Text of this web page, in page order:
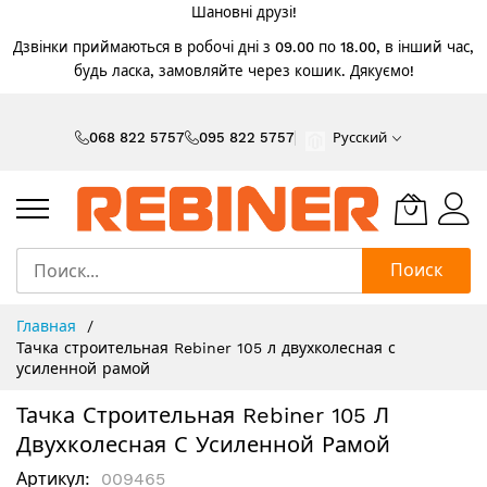
Шановні друзі!
Дзвінки приймаються в робочі дні з 09.00 по 18.00, в інший час,
будь ласка, замовляйте через кошик. Дякуємо!
068 822 5757 095 822 5757 Русский
Поиск
Главная
Тачка строительная Rebiner 105 л двухколесная с
усиленной рамой
Тачка Строительная Rebiner 105 Л
Двухколесная С Усиленной Рамой
Артикул 009465